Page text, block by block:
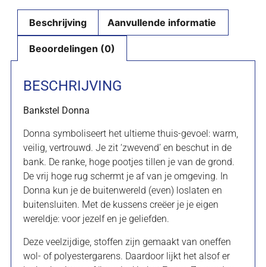
Beschrijving Aanvullende informatie
Beoordelingen (0)
BESCHRIJVING
Bankstel Donna
Donna symboliseert het ultieme thuis-gevoel: warm,
veilig, vertrouwd. Je zit ‘zwevend’ en beschut in de
bank. De ranke, hoge pootjes tillen je van de grond.
De vrij hoge rug schermt je af van je omgeving. In
Donna kun je de buitenwereld (even) loslaten en
buitensluiten. Met de kussens creëer je je eigen
wereldje: voor jezelf en je geliefden.
Deze veelzijdige, stoffen zijn gemaakt van oneffen
wol- of polyestergarens. Daardoor lijkt het alsof er